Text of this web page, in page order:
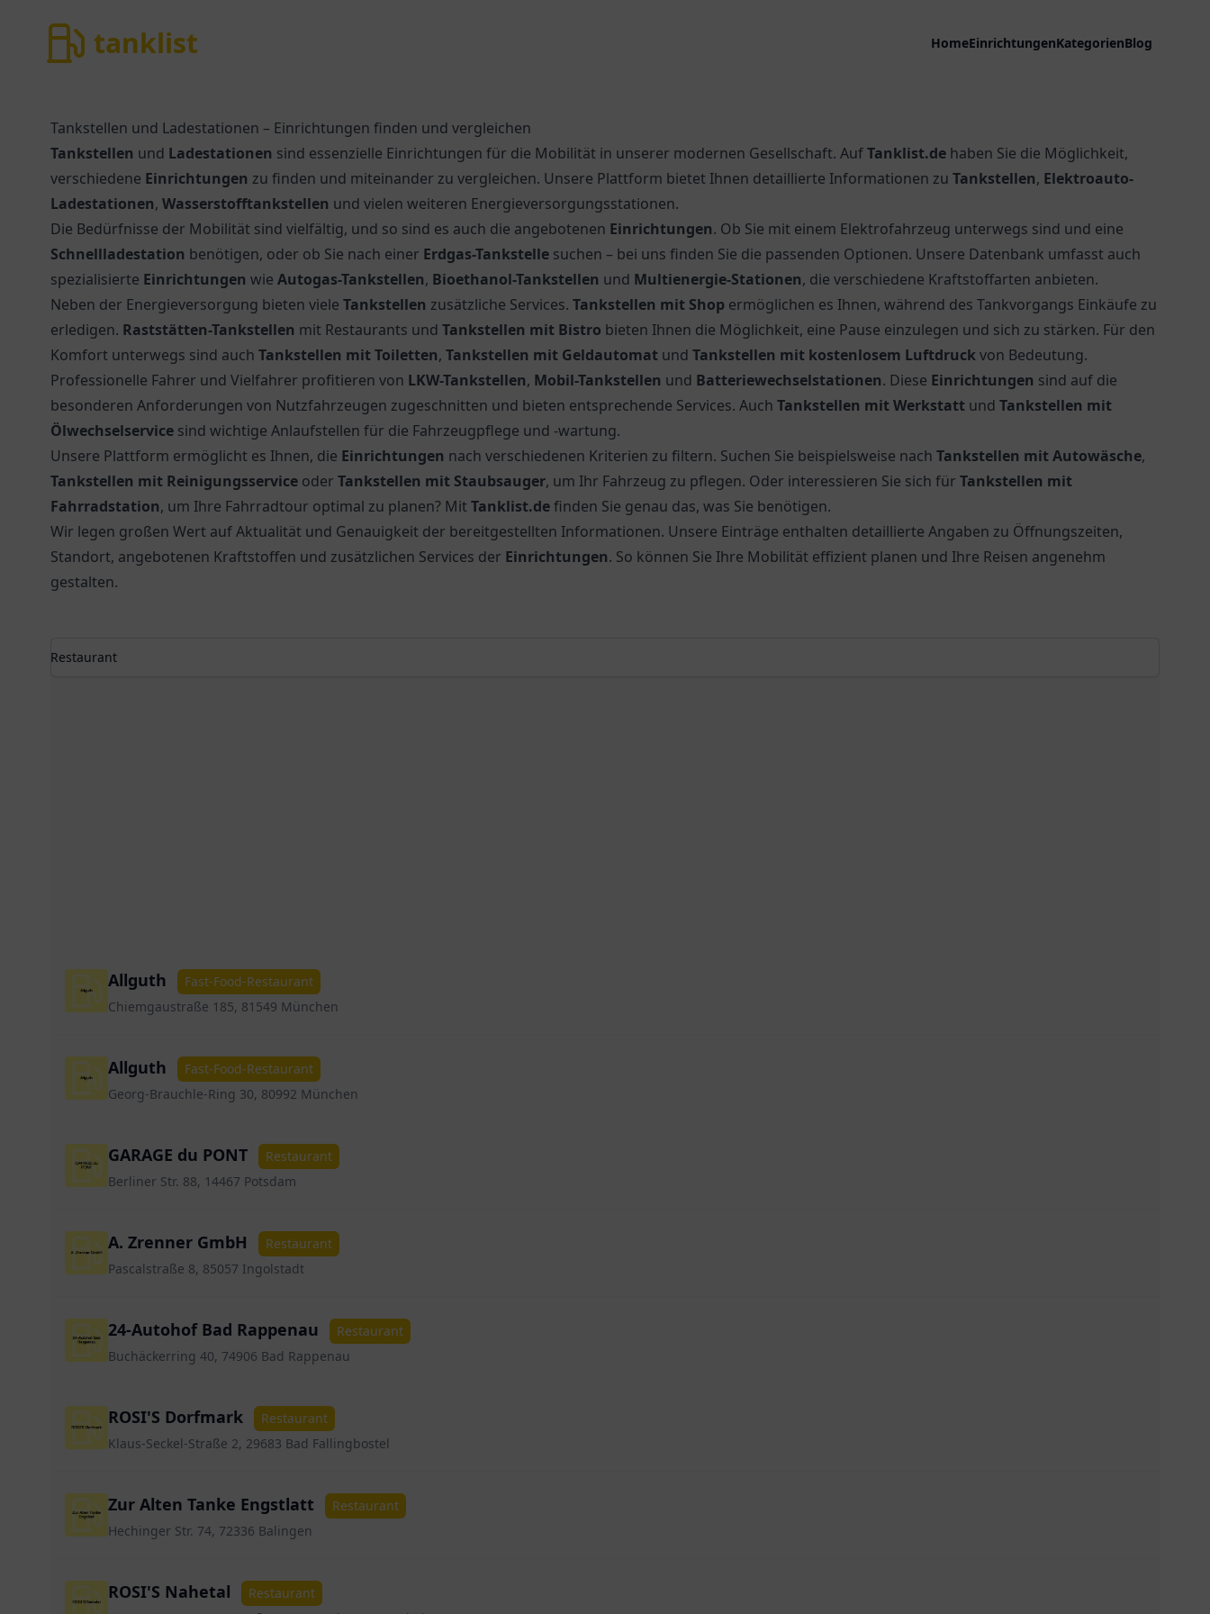
tanklist tanklist HomeEinrichtungenKategorienBlog
Tankstellen und Ladestationen – Einrichtungen finden und vergleichen
Tankstellen und Ladestationen sind essenzielle Einrichtungen für die Mobilität in unserer modernen Gesellschaft. AufTanklist.de haben Sie die Möglichkeit,
verschiedene Einrichtungen zu finden und miteinander zu vergleichen. Unsere Plattform bietet Ihnen detaillierte Informationen zu Tankstellen, Elektroauto-
Ladestationen, Wasserstofftankstellen und vielen weiteren Energieversorgungsstationen.
Die Bedürfnisse der Mobilität sind vielfältig, und so sind es auch die angebotenen Einrichtungen. Ob Sie mit einem Elektrofahrzeug unterwegs sind und eine
Schnellladestation benötigen, oder ob Sie nach einer Erdgas-Tankstelle suchen – bei uns finden Sie die passenden Optionen. Unsere Datenbank umfasst auch
spezialisierte Einrichtungen wie Autogas-Tankstellen, Bioethanol-Tankstellen und Multienergie-Stationen, die verschiedene Kraftstoffarten anbieten.
Neben der Energieversorgung bieten viele Tankstellen zusätzliche Services. Tankstellen mit Shop ermöglichen es Ihnen, während des Tankvorgangs Einkäufe zu
erledigen. Raststätten-Tankstellen mit Restaurants und Tankstellen mit Bistro bieten Ihnen die Möglichkeit, eine Pause einzulegen und sich zu stärken. Für den
Komfort unterwegs sind auch Tankstellen mit Toiletten, Tankstellen mit Geldautomat und Tankstellen mit kostenlosem Luftdruckvon Bedeutung.
Professionelle Fahrer und Vielfahrer profitieren von LKW-Tankstellen, Mobil-Tankstellen und Batteriewechselstationen. Diese Einrichtungen sind auf die
besonderen Anforderungen von Nutzfahrzeugen zugeschnitten und bieten entsprechende Services. Auch Tankstellen mit Werkstatt und Tankstellen mit
Ölwechselservice sind wichtige Anlaufstellen für die Fahrzeugpflege und -wartung.
Unsere Plattform ermöglicht es Ihnen, die Einrichtungen nach verschiedenen Kriterien zu filtern. Suchen Sie beispielsweise nach Tankstellen mit Autowäsche,
Tankstellen mit Reinigungsservice oder Tankstellen mit Staubsauger, um Ihr Fahrzeug zu pflegen. Oder interessieren Sie sich für Tankstellen mit
Fahrradstation, um Ihre Fahrradtour optimal zu planen? Mit Tanklist.definden Sie genau das, was Sie benötigen.
Wir legen großen Wert auf Aktualität und Genauigkeit der bereitgestellten Informationen. Unsere Einträge enthalten detaillierte Angaben zu Öffnungszeiten,
Standort, angebotenen Kraftstoffen und zusätzlichen Services der Einrichtungen. So können Sie Ihre Mobilität effizient planen und Ihre Reisen angenehm
gestalten.
Allguth
Fast-Food-Restaurant
Chiemgaustraße 185, 81549 München
Allguth
Fast-Food-Restaurant
Georg-Brauchle-Ring 30, 80992 München
GARAGE du PONT
Restaurant
Berliner Str. 88, 14467 Potsdam
A. Zrenner GmbH
Restaurant
Pascalstraße 8, 85057 Ingolstadt
24-Autohof Bad Rappenau
Restaurant
Buchäckerring 40, 74906 Bad Rappenau
ROSI'S Dorfmark
Restaurant
Klaus-Seckel-Straße 2, 29683 Bad Fallingbostel
Zur Alten Tanke Engstlatt
Restaurant
Hechinger Str. 74, 72336 Balingen
ROSI'S Nahetal
Restaurant